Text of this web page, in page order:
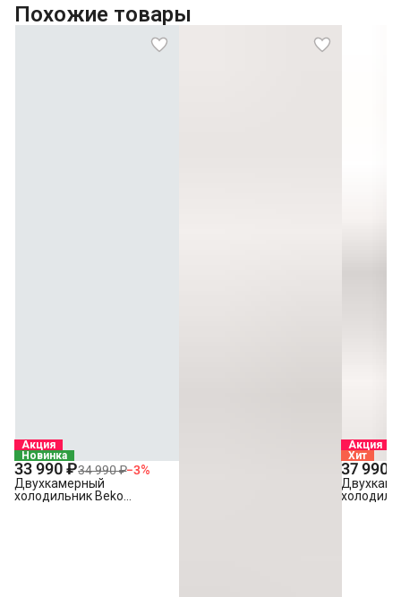
Похожие товары
Акция
Новинка
33 990 ₽34 990 ₽−3%
Двухкамерный
холодильник Beko
Акция
Хит
37 990